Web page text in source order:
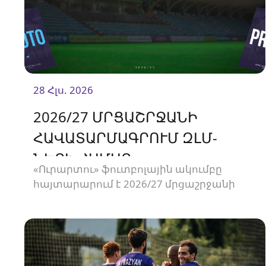
28 Հլս. 2026
2026/27 ՄՐՑԱՇՐՋԱՆԻ
ՀԱՎԱՏԱՐՄԱԳՐՈՒՄ ԶԼՄ-
ՆԵՐԻ ՀԱՄԱՐ
«Ուրարտու» ֆուտբոլային ակումբը
հայտարարում է 2026/27 մրցաշրջանի
հավատարմագրման մեկնարկի մասին։